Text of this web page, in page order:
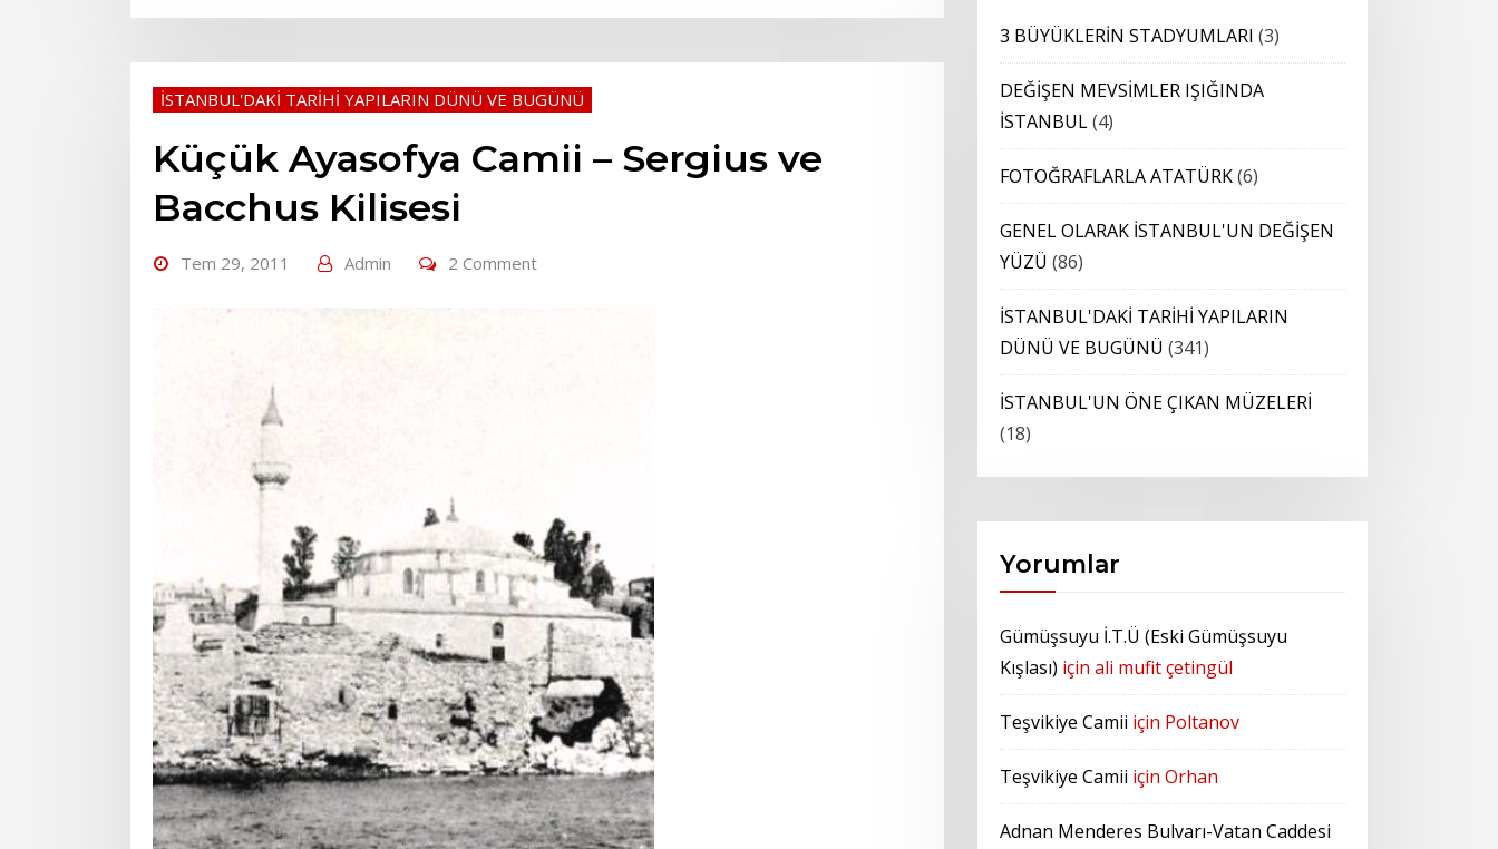
İSTANBUL'DAKİ TARİHİ YAPILARIN DÜNÜ VE BUGÜNÜ
Küçük Ayasofya Camii – Sergius ve
Bacchus Kilisesi
Tem 29, 2011 Admin 2 Comment
3 BÜYÜKLERİN STADYUMLARI (3)
DEĞİŞEN MEVSİMLER IŞIĞINDA
İSTANBUL(4)
FOTOĞRAFLARLA ATATÜRK(6)
GENEL OLARAK İSTANBUL'UN DEĞİŞEN
YÜZÜ (86)
İSTANBUL'DAKİ TARİHİ YAPILARIN
DÜNÜ VE BUGÜNÜ (341)
İSTANBUL'UN ÖNE ÇIKAN MÜZELERİ
(18)
Yorumlar
Gümüşsuyu İ.T.Ü (Eski Gümüşsuyu
Kışlası) için ali mufit çetingül
Teşvikiye Camii için Poltanov
Teşvikiye Camii için Orhan
Adnan Menderes Bulvarı-Vatan Caddesi